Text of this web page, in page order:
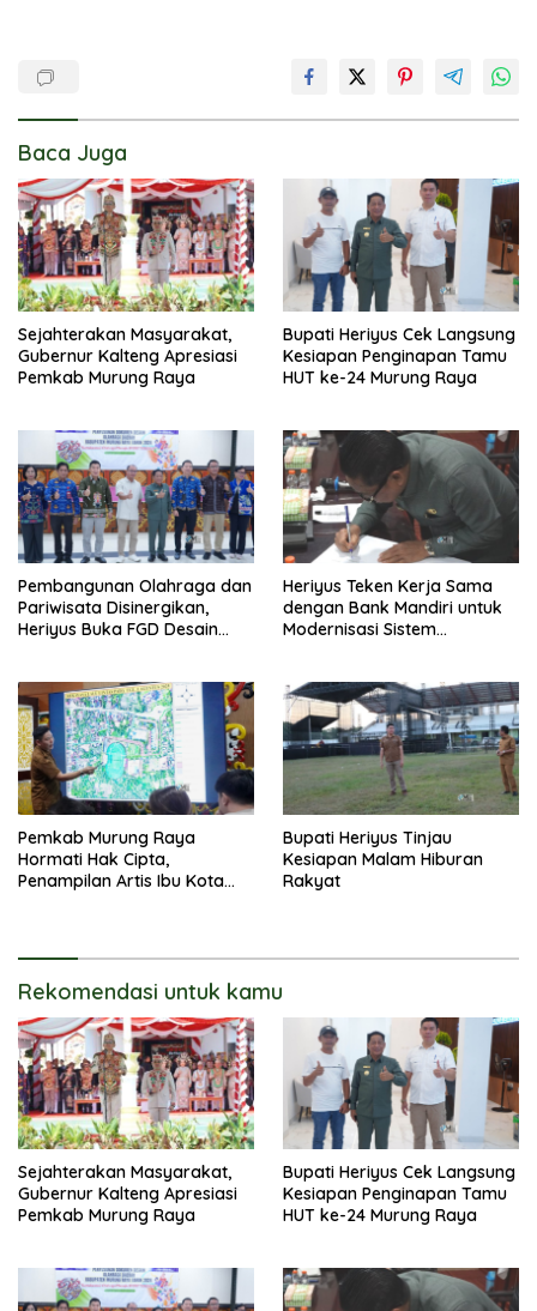
Baca Juga
Sejahterakan Masyarakat,
Gubernur Kalteng Apresiasi
Pemkab Murung Raya
Bupati Heriyus Cek Langsung
Kesiapan Penginapan Tamu
HUT ke-24 Murung Raya
Pembangunan Olahraga dan
Pariwisata Disinergikan,
Heriyus Buka FGD Desain
Heriyus Teken Kerja Sama
dengan Bank Mandiri untuk
Modernisasi Sistem
Pemkab Murung Raya
Hormati Hak Cipta,
Penampilan Artis Ibu Kota
Bupati Heriyus Tinjau
Kesiapan Malam Hiburan
Rakyat
Rekomendasi untuk kamu
Sejahterakan Masyarakat,
Gubernur Kalteng Apresiasi
Pemkab Murung Raya
Bupati Heriyus Cek Langsung
Kesiapan Penginapan Tamu
HUT ke-24 Murung Raya